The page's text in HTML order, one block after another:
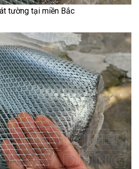
tường tại miền Bắc